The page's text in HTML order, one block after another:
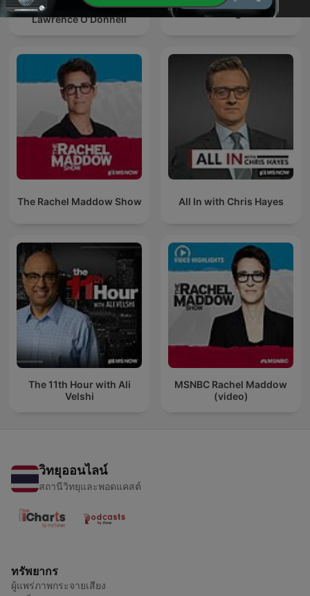
The Last Word with
Lawrence O’Donnell
Morning Joe
The Rachel Maddow Show All In with Chris Hayes
The 11th Hour with Ali
Velshi
MSNBC Rachel Maddow
(video)
วิทยุออนไลน์
สถานีวิทยุและพอดแคสต์
ทรัพยากร
ผู้แพร่ภาพกระจายเสียง